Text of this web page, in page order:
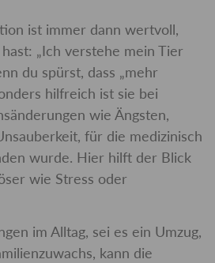
ist immer dann wertvoll,
„Ich verstehe mein Tier
du spürst, dass „mehr
hilfreich ist sie bei
wie Ängsten,
für die medizinisch
wurde. Hier hilft der Blick
wie Stress oder
im Alltag, sei es ein Umzug,
kann die